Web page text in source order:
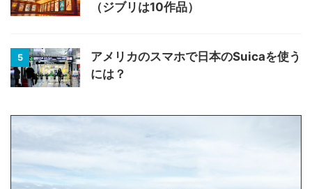
（ジブリは10作品）
5
アメリカのスマホで日本のSuicaを使う
には？